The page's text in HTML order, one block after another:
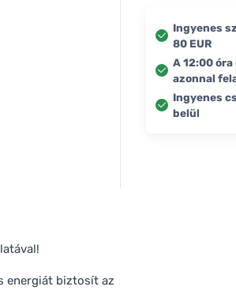
energiát biztosít az
Ingyenes
80 EUR
A 12:00
azonnal
Ingyenes
belül